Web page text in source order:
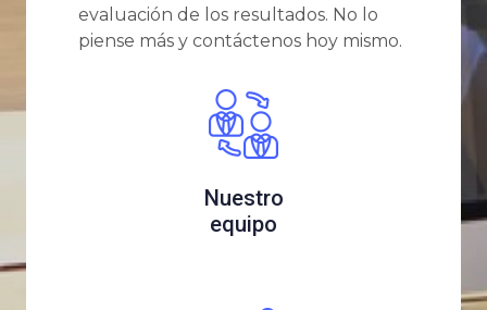
evaluación de los resultados. No lo
piense más y contáctenos hoy mismo.
Nuestro
equipo